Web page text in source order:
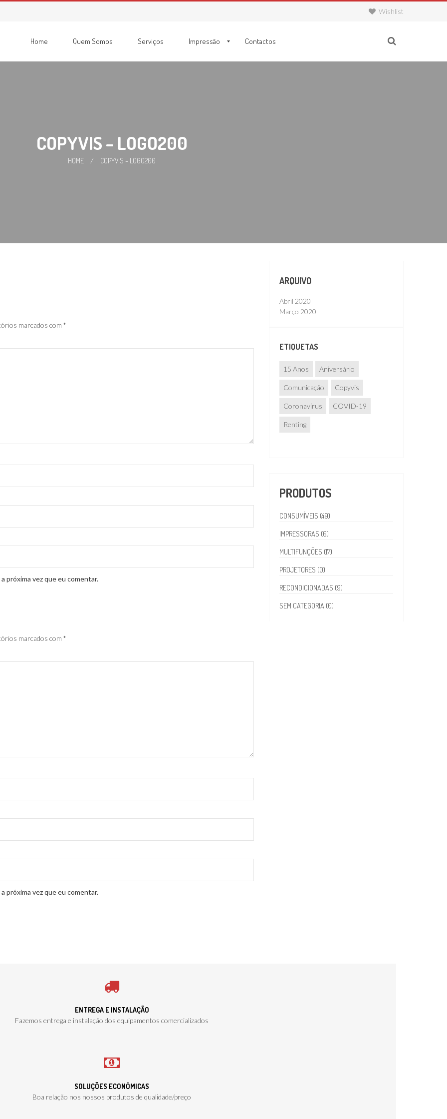
Wishlist
Home Quem Somos Serviços Impressão Contactos
COPYVIS – LOGO200
HOME / COPYVIS – LOGO200
marcados com *
próxima vez que eu comentar.
marcados com *
próxima vez que eu comentar.
ARQUIVO
Abril 2020
Março 2020
ETIQUETAS
15 Anos Aniversário
Comunicação Copyvis
Coronavírus COVID-19
Renting
PRODUTOS
CONSUMÍVEIS (49)
IMPRESSORAS (6)
MULTIFUNÇÕES (17)
PROJETORES (0)
RECONDICIONADAS (9)
SEM CATEGORIA (0)
ENTREGA E INSTALAÇÃO
Fazemos entrega e instalação dos equipamentos comercializados
SOLUÇÕES ECONÓMICAS
Boa relação nos nossos produtos de qualidade/preço